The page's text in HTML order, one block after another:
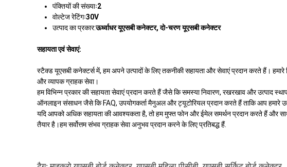
पंक्तियों की संख्याः2
वोल्टेज रेटिंगः30V
उत्पाद का प्रकार:ऊर्ध्वाधर यूएसबी कनेक्टर, दो-चरण यूएसबी कनेक्टर
सहायता एवं सेवाएं:
स्टैक्ड यूएसबी कनेक्टर्स में, हम अपने उत्पादों के लिए तकनीकी सहायता और सेवाएं प्रदान करते हैं।
और व्यापक ग्राहक सेवा।
हम विभिन्न प्रकार की सहायता सेवाएं प्रदान करते हैं जैसे कि समस्या निवारण, रखरखाव और उत्पाद
ऑनलाइन संसाधन जैसे कि FAQ, उपयोगकर्ता मैनुअल और ट्यूटोरियल प्रदान करते हैं ताकि आप हमारे
यदि आपको अधिक सहायता की आवश्यकता है, तो हम मुफ्त फोन और ईमेल समर्थन प्रदान करते हैं और
तैयार है।हम सर्वोत्तम संभव ग्राहक सेवा अनुभव प्रदान करने के लिए प्रतिबद्ध हैं.